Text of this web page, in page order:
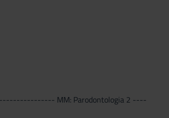
MM: Parodontologia 2 ----